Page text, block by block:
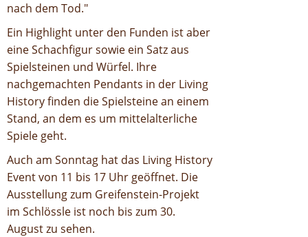
nach dem Tod."
Ein Highlight unter den Funden ist aber
eine Schachfigur sowie ein Satz aus
Spielsteinen und Würfel. Ihre
nachgemachten Pendants in der Living
History finden die Spielsteine an einem
Stand, an dem es um mittelalterliche
Spiele geht.
Auch am Sonntag hat das Living History
Event von 11 bis 17 Uhr geöffnet. Die
Ausstellung zum Greifenstein-Projekt
im Schlössle ist noch bis zum 30.
August zu sehen.